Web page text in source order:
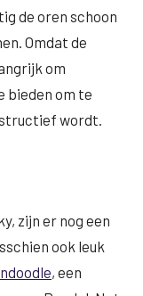
de oren schoon
Omdat de
om
bieden om te
wordt.
zijn er nog een
ook leuk
, een